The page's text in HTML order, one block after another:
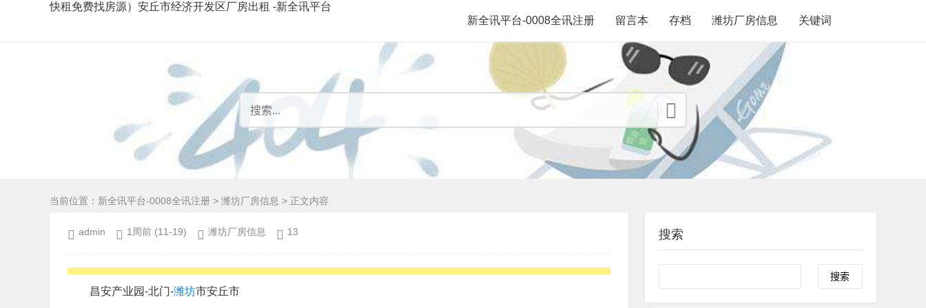
快租免费找房源）安丘市经济开发区厂房出租 -新全讯平台
新全讯平台-0008全讯注册
留言本 存档 潍坊厂房信息 关键词
当前位置： 新全讯平台-0008全讯注册 > 潍坊厂房信息 > 正文内容
admin 1周前 (11-19) 潍坊厂房信息 13
昌安产业园-北门-潍坊市安丘市
搜索
search